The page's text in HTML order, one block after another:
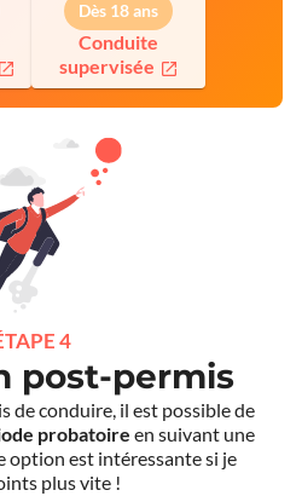
Dès 18 ans
Conduite
supervisée
4
post-permis
de conduire, il est possible de
probatoire en suivant une
option est intéressante si je
plus vite !